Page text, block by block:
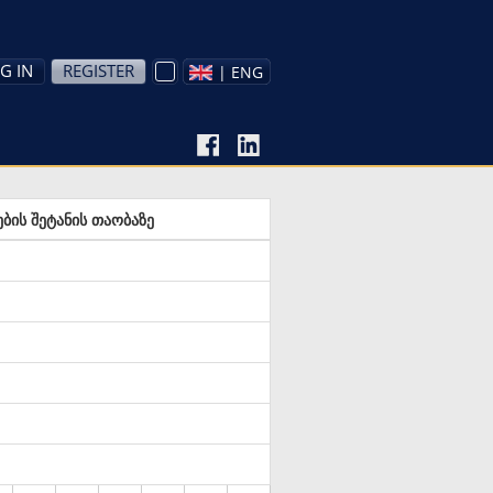
IN REGISTER | ENG
შეტანის თაობაზე